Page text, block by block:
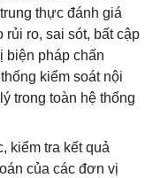
thực đánh giá
ro, sai sót, bất cập
biện pháp chấn
kiểm soát nội
trong toàn hệ thống
kiểm tra kết quả
của các đơn vị